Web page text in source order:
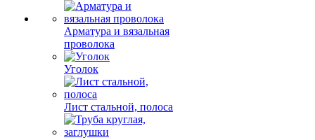
Арматура и вязальная
проволока
Уголок
Лист стальной, полоса